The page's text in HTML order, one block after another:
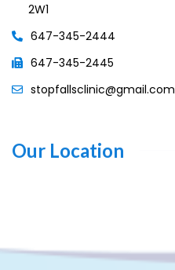
2W1
647-345-2444
647-345-2445
stopfallsclinic@gmail.com
Our Location